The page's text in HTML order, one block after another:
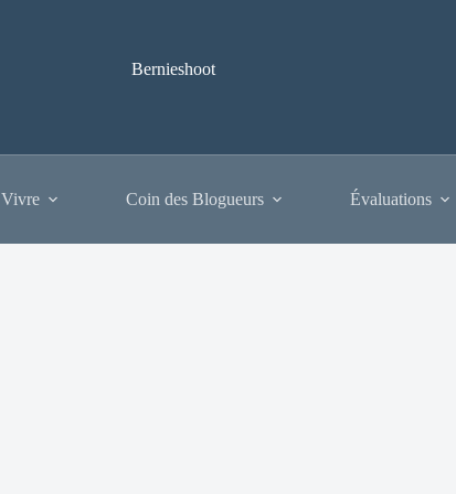
Bernieshoot
Coin des Blogueurs Évaluations